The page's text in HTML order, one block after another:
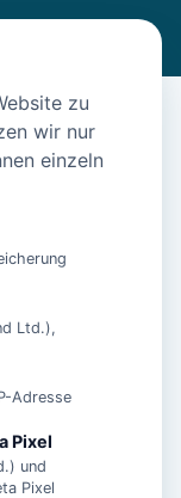
Norden
zu
wir nur
einzeln
Ltd.),
Adresse
Pixel
und
Pixel